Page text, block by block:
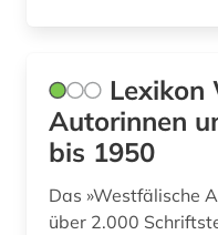
Lexikon
Autorinnen
bis 1950
Das »Westfälische
über 2.000